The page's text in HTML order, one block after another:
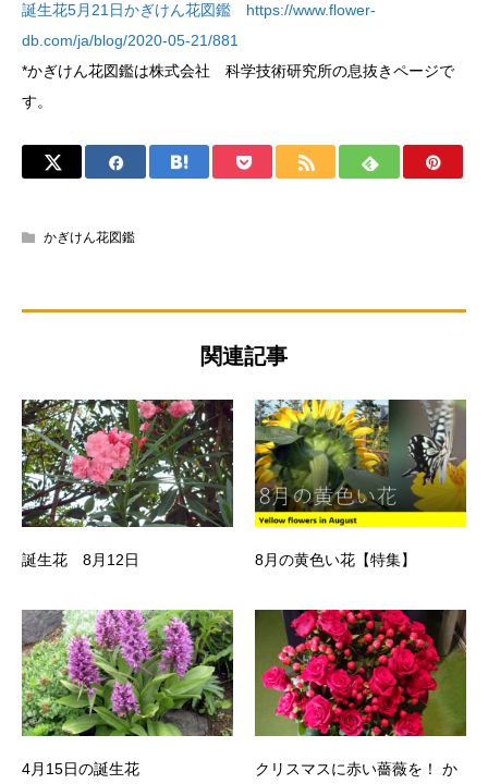
誕生花5月21日かぎけん花図鑑 https://www.flower-
db.com/ja/blog/2020-05-21/881
*かぎけん花図鑑は株式会社 科学技術研究所の息抜きページで
す。
かぎけん花図鑑
関連記事
誕生花 8月12日 8月の黄色い花【特集】
4月15日の誕生花
クリスマスに赤い薔薇を！ か